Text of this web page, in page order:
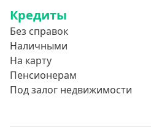
Лечение
Стоматология
Неотложные нужды
Образование
Обучение за рубежом
Кредиты
Без справок
Наличными
На карту
Пенсионерам
Под залог недвижимости